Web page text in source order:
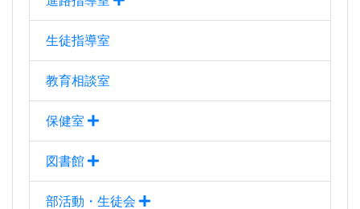
生徒指導室
教育相談室
保健室
図書館
部活動・生徒会